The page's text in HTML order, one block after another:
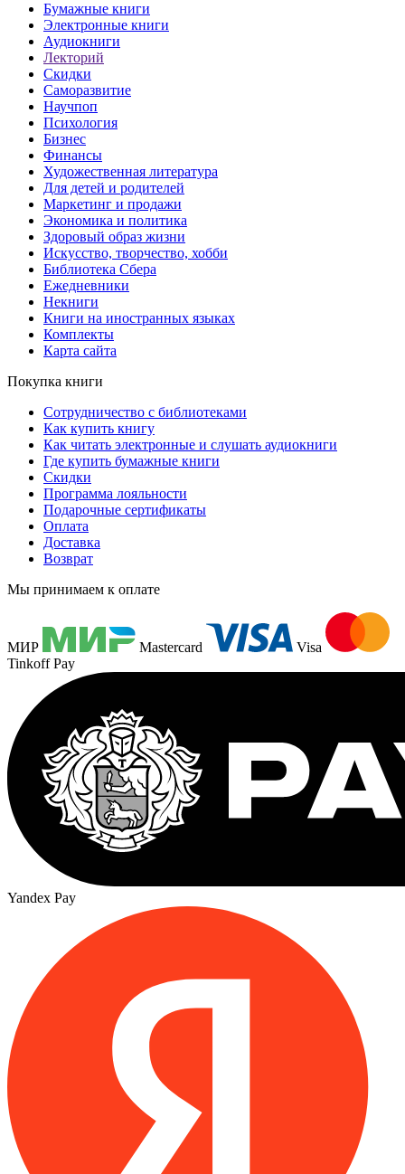
Бумажные книги
Электронные книги
Аудиокниги
Лекторий
Скидки
Саморазвитие
Научпоп
Психология
Бизнес
Финансы
Художественная литература
Для детей и родителей
Маркетинг и продажи
Экономика и политика
Здоровый образ жизни
Искусство, творчество, хобби
Библиотека Сбера
Ежедневники
Некниги
Книги на иностранных языках
Комплекты
Карта сайта
Покупка книги
Сотрудничество с библиотеками
Как купить книгу
Как читать электронные и слушать аудиокниги
Где купить бумажные книги
Скидки
Программа лояльности
Подарочные сертификаты
Оплата
Доставка
Возврат
Мы принимаем к оплате
МИР Mastercard
Visa
Tinkoff Pay
Yandex Pay